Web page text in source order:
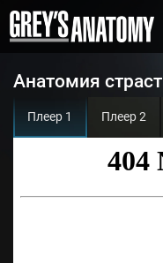
Анатомия
Плеер 1 Плеер 2